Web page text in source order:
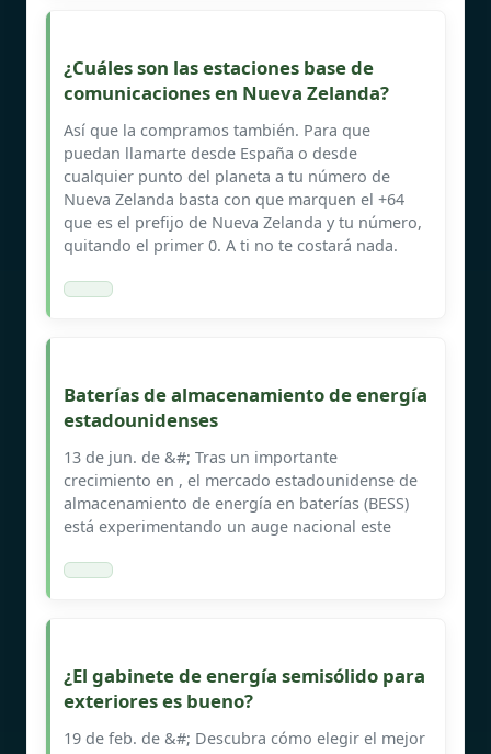
¿Cuáles son las estaciones base de
comunicaciones en Nueva Zelanda?
Así que la compramos también. Para que
puedan llamarte desde España o desde
cualquier punto del planeta a tu número de
Nueva Zelanda basta con que marquen el +64
que es el prefijo de Nueva Zelanda y tu número,
quitando el primer 0. A ti no te costará nada.
Baterías de almacenamiento de energía
estadounidenses
13 de jun. de &#; Tras un importante
crecimiento en , el mercado estadounidense de
almacenamiento de energía en baterías (BESS)
está experimentando un auge nacional este
¿El gabinete de energía semisólido para
exteriores es bueno?
19 de feb. de &#; Descubra cómo elegir el mejor